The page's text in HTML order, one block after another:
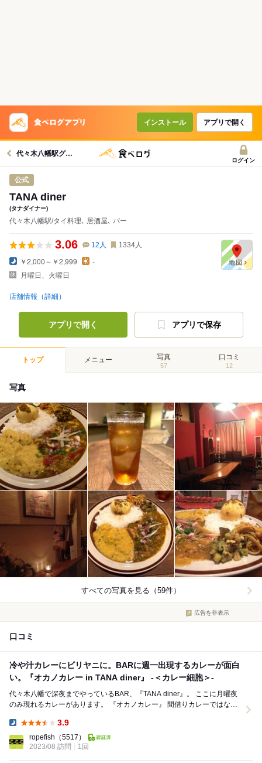
インストール アプリで開く
代々木八幡駅グルメへ
ログイン
公式
TANA diner
(タナダイナー)
代々木八幡駅/タイ料理､ 居酒屋､ バー
3.06 12 人 1334人
￥2,000～￥2,999
-
月曜日、火曜日
店舗情報（詳細）
アプリで開く アプリで保存
トップ メニュー 写真
57
口コミ
12
写真
すべての写真を見る（59件）
広告を非表示
口コミ
冷や汁カレーにビリヤニに。BARに週一出現するカレーが面白
い。『オカノカレー in TANA diner』 -＜カレー細胞＞-
代々木八幡で深夜までやっているBAR、『TANA diner』。 ここに月曜夜
のみ現れるカレーがあります。 『オカノカレー』 間借りカレーではな
3.9
ropefish （5517）
2023/08 訪問
1回